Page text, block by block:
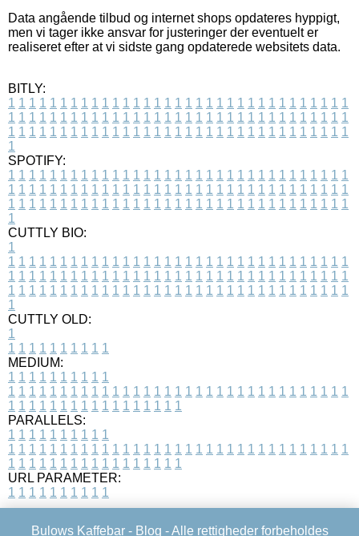
Data angående tilbud og internet shops opdateres hyppigt,
men vi tager ikke ansvar for justeringer der eventuelt er
realiseret efter at vi sidste gang opdaterede websitets data.
BITLY:
1 1 1 1 1 1 1 1 1 1 1 1 1 1 1 1 1 1 1 1 1 1 1 1 1 1 1 1 1 1 1 1 1
1 1 1 1 1 1 1 1 1 1 1 1 1 1 1 1 1 1 1 1 1 1 1 1 1 1 1 1 1 1 1 1 1
1 1 1 1 1 1 1 1 1 1 1 1 1 1 1 1 1 1 1 1 1 1 1 1 1 1 1 1 1 1 1 1 1
1
SPOTIFY:
1 1 1 1 1 1 1 1 1 1 1 1 1 1 1 1 1 1 1 1 1 1 1 1 1 1 1 1 1 1 1 1 1
1 1 1 1 1 1 1 1 1 1 1 1 1 1 1 1 1 1 1 1 1 1 1 1 1 1 1 1 1 1 1 1 1
1 1 1 1 1 1 1 1 1 1 1 1 1 1 1 1 1 1 1 1 1 1 1 1 1 1 1 1 1 1 1 1 1
1
CUTTLY BIO:
1
1 1 1 1 1 1 1 1 1 1 1 1 1 1 1 1 1 1 1 1 1 1 1 1 1 1 1 1 1 1 1 1 1
1 1 1 1 1 1 1 1 1 1 1 1 1 1 1 1 1 1 1 1 1 1 1 1 1 1 1 1 1 1 1 1 1
1 1 1 1 1 1 1 1 1 1 1 1 1 1 1 1 1 1 1 1 1 1 1 1 1 1 1 1 1 1 1 1 1
1
CUTTLY OLD:
1
1 1 1 1 1 1 1 1 1 1
MEDIUM:
1 1 1 1 1 1 1 1 1 1
1 1 1 1 1 1 1 1 1 1 1 1 1 1 1 1 1 1 1 1 1 1 1 1 1 1 1 1 1 1 1 1 1
1 1 1 1 1 1 1 1 1 1 1 1 1 1 1 1 1
PARALLELS:
1 1 1 1 1 1 1 1 1 1
1 1 1 1 1 1 1 1 1 1 1 1 1 1 1 1 1 1 1 1 1 1 1 1 1 1 1 1 1 1 1 1 1
1 1 1 1 1 1 1 1 1 1 1 1 1 1 1 1 1
URL PARAMETER:
1 1 1 1 1 1 1 1 1 1
Bulows Kaffebar - Blog - Alle rettigheder forbeholdes